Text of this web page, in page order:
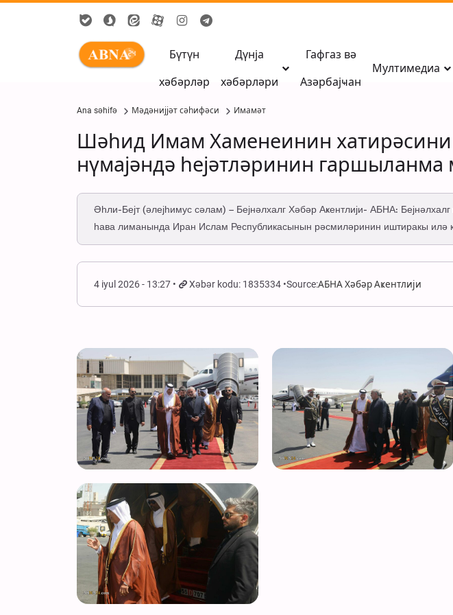
Бүтүн
хәбәрләр
Дүнја
хәбәрләри
Гафгаз вә
Азәрбајҹан
Мултимедиа
Ana səhifə Мәдәнијјәт сәһифәси Имамәт
Шәһид Имам Хаменеинин хатирәсини
нүмајәндә һејәтләринин
Әһли-Бејт (әлејһимус сәлам) – Бејнәлхалг Хәбәр Аҝентлији- АБНА:
һава лиманында Иран Ислам Республикасынын рәсмиләринин иштиракы
4 iyul 2026 - 13:27 Xəbər kodu: 1835334 Source:АБНА Хәбәр Аҝентлији